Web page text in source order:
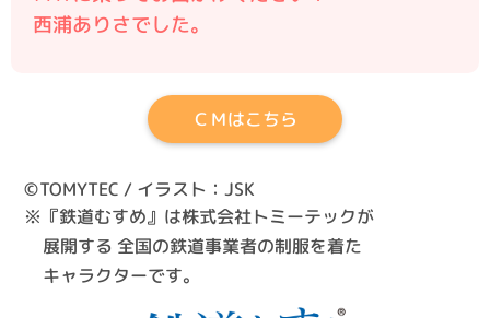
西浦ありさでした。
ＣＭはこちら
©TOMYTEC / イラスト：JSK
※『鉄道むすめ』は株式会社トミーテックが
展開する 全国の鉄道事業者の制服を着た
キャラクターです。